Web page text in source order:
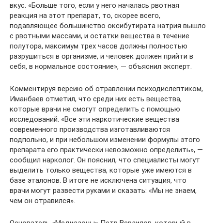
вкус. «Больше того, если у него началась рвотная
реакция на этот препарат, то, скорее всего,
подавляющее большинство оксибутирата натрия вышло
с рвотными массами, и остатки вещества в течение
полутора, максимум трех часов должны полностью
разрушиться в организме, и человек должен прийти в
себя, в нормальное состояние», — объяснил эксперт.
Комментируя версию об отравлении психодислептиком,
Иманбаев отметил, что среди них есть вещества,
которые врачи не смогут определить с помощью
исследований. «Все эти наркотические вещества
современного производства изготавливаются
подпольно, и при небольшом изменении формулы этого
препарата его практически невозможно определить», —
сообщил нарколог. Он пояснил, что специалисты могут
выделить только вещества, которые уже имеются в
базе эталонов. В итоге не исключена ситуация, что
врачи могут развести руками и сказать: «Мы не знаем,
чем он отравился».